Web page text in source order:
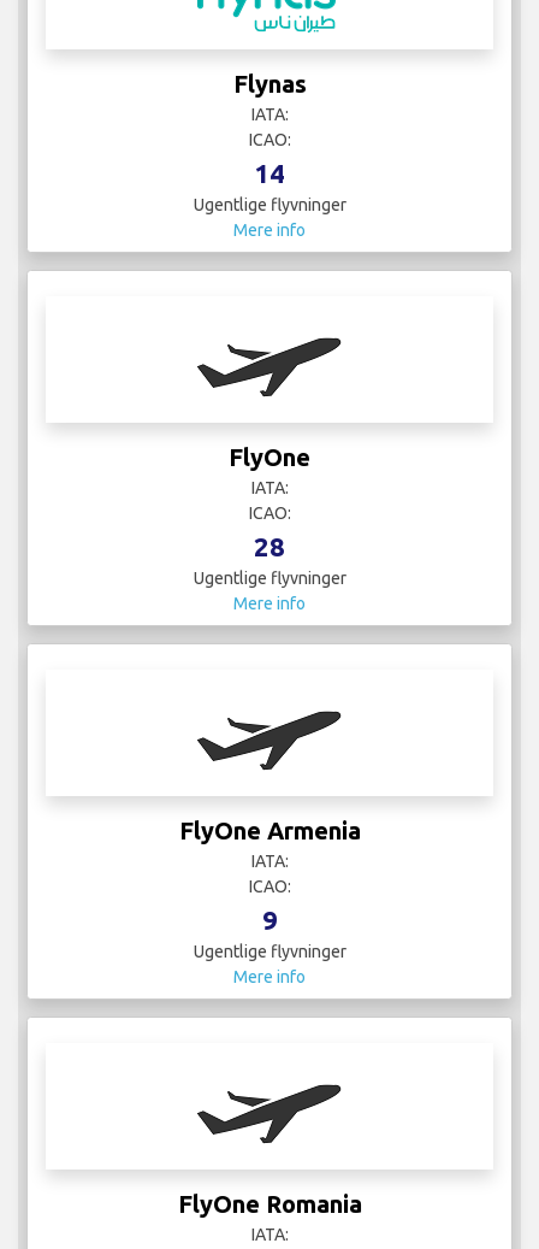
Flynas
IATA:
ICAO:
14
Ugentlige flyvninger
Mere info
FlyOne
IATA:
ICAO:
28
Ugentlige flyvninger
Mere info
FlyOne Armenia
IATA:
ICAO:
9
Ugentlige flyvninger
Mere info
FlyOne Romania
IATA: